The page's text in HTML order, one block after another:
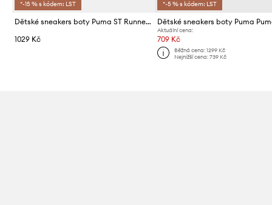
*-15 % s kódem: LST
Dětské sneakers boty Puma ST Runner v4 NL
1029 Kč
*-5 % s kódem: LST
Aktuální cena:
709 Kč
Běžná cena: 1299 Kč
Nejnižší cena: 739 Kč